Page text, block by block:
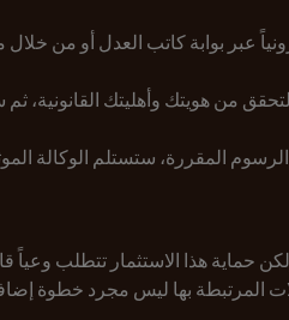
عبر بوابة كاتب العدل أو من
من هويتك وأهليتك القانونية،
حماية هذا الاستثمار تتطلب وعياً